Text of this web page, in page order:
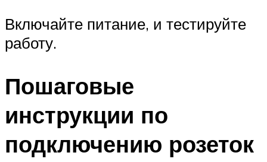
Включайте питание, и тестируйте
работу.
Пошаговые
инструкции по
подключению розеток